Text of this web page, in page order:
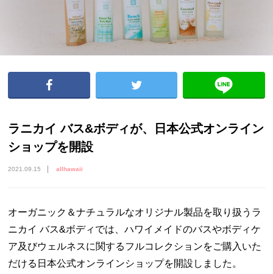
ラニカイ バス&ボディが、日本公式オンライン
ショップを開設
2021.09.15 allhawaii
オーガニック＆ナチュラルなオリジナル製品を取り扱うラ
ニカイ バス&ボディでは、ハワイメイドのバスやボディケ
ア及びウェルネスに関するフルコレクションをご購入いた
だける日本公式オンラインショップを開設しました。